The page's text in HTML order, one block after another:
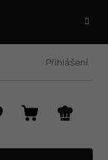
Přihlášení
NÁKUPNÍ